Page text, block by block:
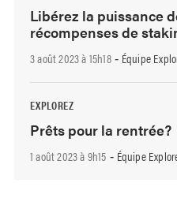
Libérez la puissance
récompenses de
3 août 2023 à 15h18- Équipe
EXPLOREZ
Prêts pour la rentrée?
1 août 2023 à 9h15 - Équipe